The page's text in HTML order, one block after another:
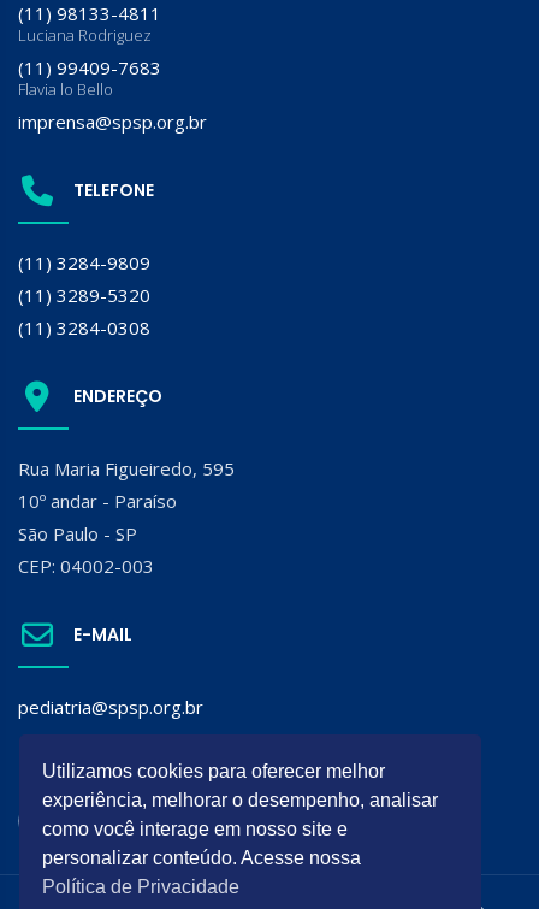
(11) 98133-4811
Luciana Rodriguez
(11) 99409-7683
Flavia lo Bello
imprensa@spsp.org.br
TELEFONE
(11) 3284-9809
(11) 3289-5320
(11) 3284-0308
ENDEREÇO
Rua Maria Figueiredo, 595
10º andar - Paraíso
São Paulo - SP
CEP: 04002-003
E-MAIL
pediatria@spsp.org.br
SIGA A SPSP:
Utilizamos cookies para oferecer melhor
experiência, melhorar o desempenho, analisar
como você interage em nosso site e
personalizar conteúdo. Acesse nossa
Política de Privacidade